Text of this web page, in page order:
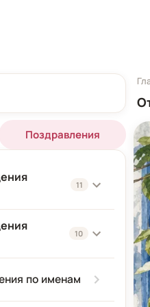
Поздравления
11
10
по именам